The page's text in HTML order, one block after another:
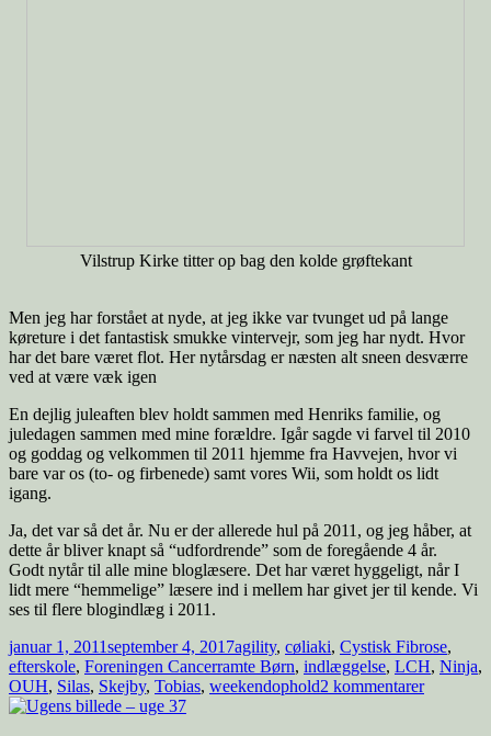
Vilstrup Kirke titter op bag den kolde grøftekant
Men jeg har forstået at nyde, at jeg ikke var tvunget ud på lange
køreture i det fantastisk smukke vintervejr, som jeg har nydt. Hvor
har det bare været flot. Her nytårsdag er næsten alt sneen desværre
ved at være væk igen
En dejlig juleaften blev holdt sammen med Henriks familie, og
juledagen sammen med mine forældre. Igår sagde vi farvel til 2010
og goddag og velkommen til 2011 hjemme fra Havvejen, hvor vi
bare var os (to- og firbenede) samt vores Wii, som holdt os lidt
igang.
Ja, det var så det år. Nu er der allerede hul på 2011, og jeg håber, at
dette år bliver knapt så “udfordrende” som de foregående 4 år.
Godt nytår til alle mine bloglæsere. Det har været hyggeligt, når I
lidt mere “hemmelige” læsere ind i mellem har givet jer til kende. Vi
ses til flere blogindlæg i 2011.
januar 1, 2011september 4, 2017agility, cøliaki, Cystisk Fibrose,
efterskole, Foreningen Cancerramte Børn, indlæggelse, LCH, Ninja,
OUH, Silas, Skejby, Tobias, weekendophold2 kommentarer